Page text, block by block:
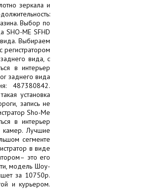
зеркала и
Выбор по
SHO-ME SFHD
Выбираем
вида, с
в интерьер
заднего вида
487380842.
установка
запись не
Sho-Me
в интерьер
камер. Лучшие
сегменте
в виде
это его
модель Шоу-
за 10750р.
и курьером.